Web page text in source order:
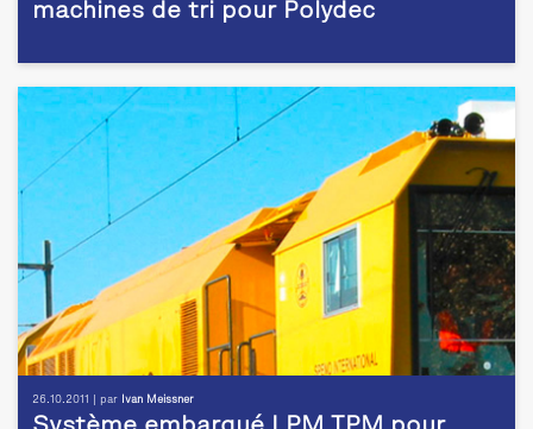
machines de tri pour Polydec
26.10.2011 | par Ivan Meissner